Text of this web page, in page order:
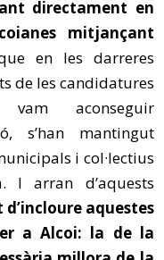
directament en
mitjançant
en les darreres
de les candidatures
vam aconseguir
s’han mantingut
i col·lectius
I arran d’aquests
aquestes
a Alcoi: la de la